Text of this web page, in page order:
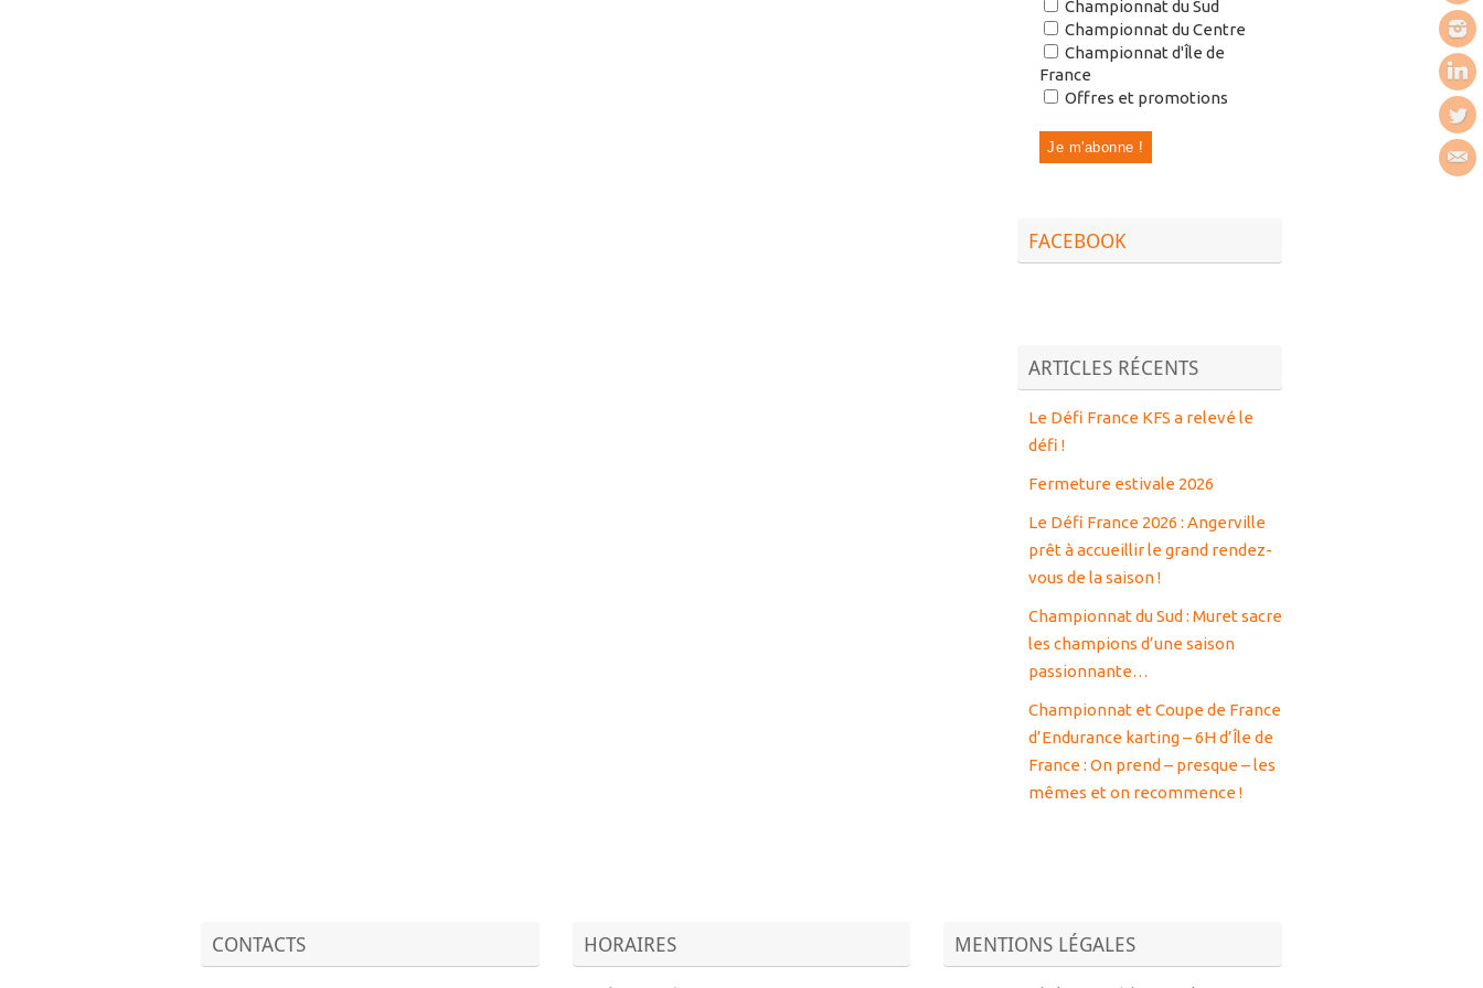
Championnat du Sud
Championnat du Centre
Championnat d'Île de
France
Offres et promotions
FACEBOOK
ARTICLES RÉCENTS
Le Défi France KFS a relevé le
défi !
Fermeture estivale 2026
Le Défi France 2026 : Angerville
prêt à accueillir le grand rendez-
vous de la saison !
Championnat du Sud : Muret sacre
les champions d’une saison
passionnante…
Championnat et Coupe de France
d’Endurance karting – 6H d’Île de
France : On prend – presque – les
mêmes et on recommence !
CONTACTS HORAIRES MENTIONS LÉGALES